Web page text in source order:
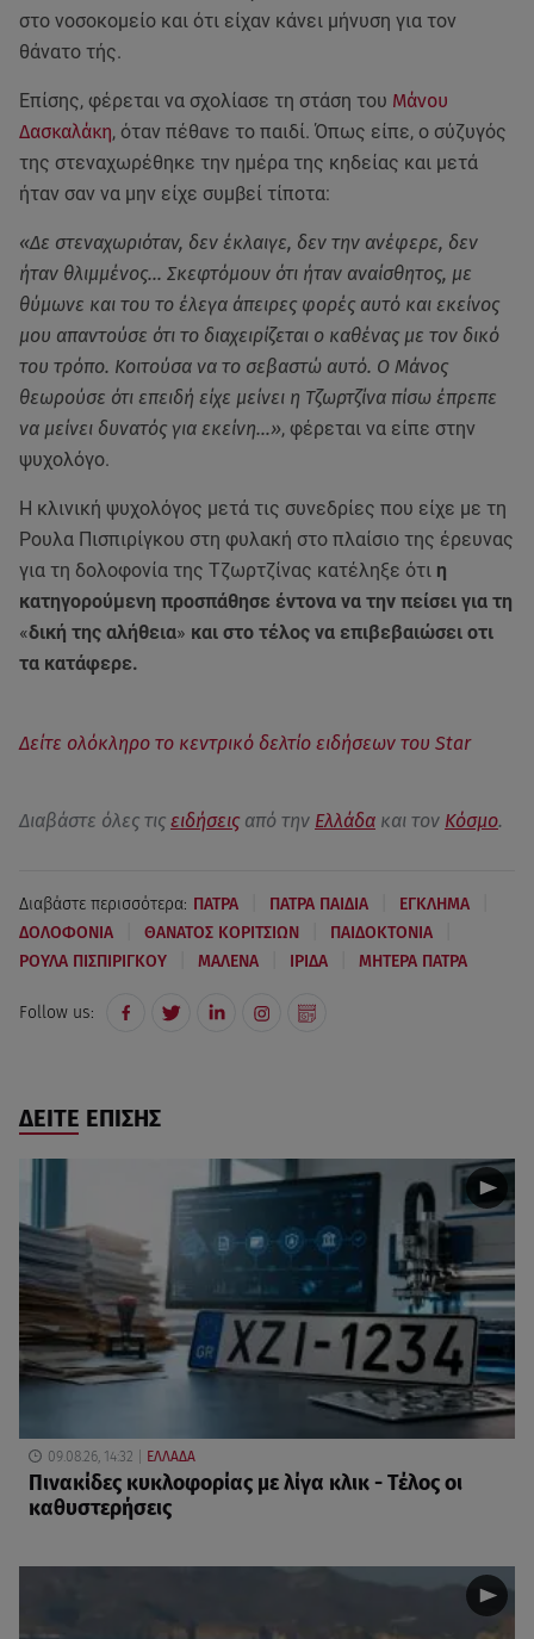
στο νοσοκομείο και ότι είχαν κάνει μήνυση για τον
θάνατο τής.
Επίσης, φέρεται να σχολίασε τη στάση του Μάνου
Δασκαλάκη, όταν πέθανε το παιδί. Όπως είπε, ο σύζυγός
της στεναχωρέθηκε την ημέρα της κηδείας και μετά
ήταν σαν να μην είχε συμβεί τίποτα:
«Δε στεναχωριόταν, δεν έκλαιγε, δεν την ανέφερε, δεν
ήταν θλιμμένος... Σκεφτόμουν ότι ήταν αναίσθητος, με
θύμωνε και του το έλεγα άπειρες φορές αυτό και εκείνος
μου απαντούσε ότι το διαχειρίζεται ο καθένας με τον δικό
του τρόπο. Κοιτούσα να το σεβαστώ αυτό. Ο Μάνος
θεωρούσε ότι επειδή είχε μείνει η Τζωρτζίνα πίσω έπρεπε
να μείνει δυνατός για εκείνη...», φέρεται να είπε στην
ψυχολόγο.
Η κλινική ψυχολόγος μετά τις συνεδρίες που είχε με τη
Ρουλα Πισπιρίγκου στη φυλακή στο πλαίσιο της έρευνας
για τη δολοφονία της Τζωρτζίνας κατέληξε ότι η
κατηγορούμενη προσπάθησε έντονα να την πείσει για τη
«δική της αλήθεια» και στο τέλος να επιβεβαιώσει οτι
τα κατάφερε.
Δείτε ολόκληρο το κεντρικό δελτίο ειδήσεων του Star
Διαβάστε όλες τις ειδήσεις από την Ελλάδα και τον Κόσμο.
Διαβάστε περισσότερα: ΠΑΤΡΑ ΠΑΤΡΑ ΠΑΙΔΙΑ ΕΓΚΛΗΜΑ
ΔΟΛΟΦΟΝΙΑ ΘΑΝΑΤΟΣ ΚΟΡΙΤΣΙΩΝ ΠΑΙΔΟΚΤΟΝΙΑ
ΡΟΥΛΑ ΠΙΣΠΙΡΙΓΚΟΥ ΜΑΛΕΝΑ ΙΡΙΔΑ ΜΗΤΕΡΑ ΠΑΤΡΑ
Follow us:
ΔΕΙΤΕ ΕΠΙΣΗΣ
09.08.26, 14:32 ΕΛΛΑΔΑ
Πινακίδες κυκλοφορίας με λίγα κλικ - Τέλος οι
καθυστερήσεις